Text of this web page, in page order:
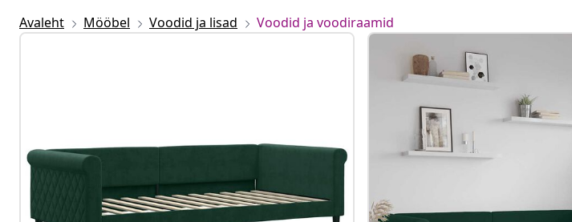
Avaleht Mööbel Voodid ja lisad Voodid ja voodiraamid